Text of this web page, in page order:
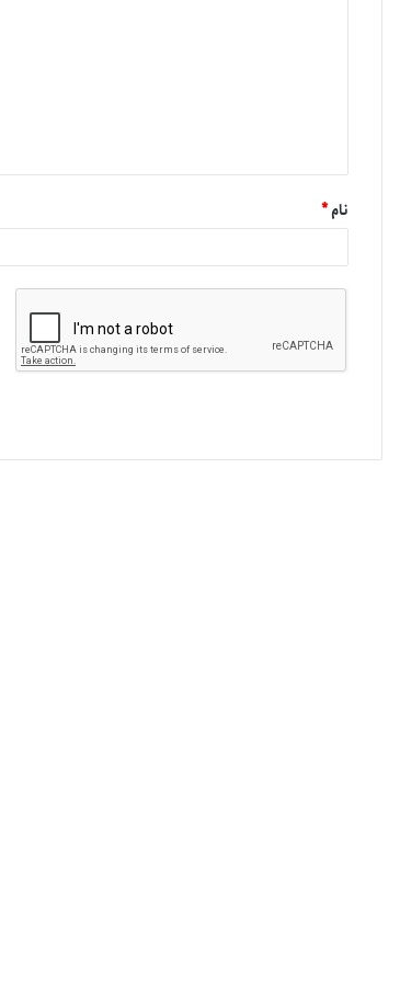
نام*